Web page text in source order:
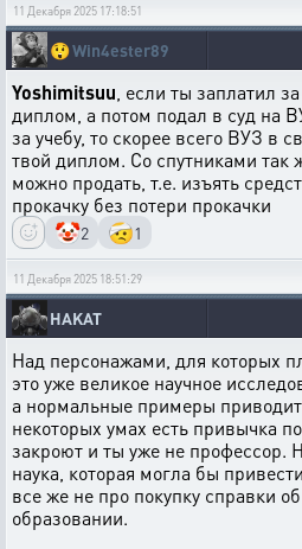
11 Декабря 2025 17:18:51
😲Win4ester89
Yoshimitsuu , если ты заплатил
диплом, а потом подал в суд на
за учебу, то скорее всего ВУЗ в
твой диплом. Со спутниками так
можно продать, т.е. изъять
прокачку без потери прокачки
🤡2 🤕1
11 Декабря 2025 18:51:29
HAKAT
Над персонажами, для которых
это уже великое научное
а нормальные примеры
некоторых умах есть привычка
закроют и ты уже не профессор.
наука, которая могла бы
все же не про покупку справки
образовании.